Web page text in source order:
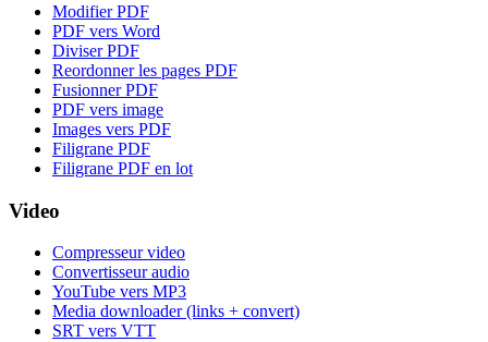
Modifier PDF
PDF vers Word
Diviser PDF
Reordonner les pages PDF
Fusionner PDF
PDF vers image
Images vers PDF
Filigrane PDF
Filigrane PDF en lot
Video
Compresseur video
Convertisseur audio
YouTube vers MP3
Media downloader (links + convert)
SRT vers VTT